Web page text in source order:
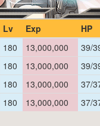
Lv Exp
HP
180 13,000,000
39/
180 13,000,000
39/
180 13,000,000
37/
180 13,000,000 37/